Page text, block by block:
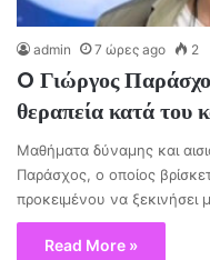
admin 7 ώρες ago 2
O Γιώργος
θεραπεία κατά του
Μαθήματα δύναμης και
Παράσχος, ο οποίος
προκειμένου να ξεκινήσει
Read More »